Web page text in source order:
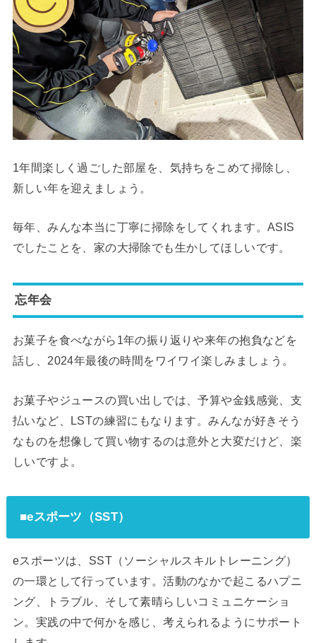
1年間楽しく過ごした部屋を、気持ちをこめて掃除し、
新しい年を迎えましょう。
毎年、みんな本当に丁寧に掃除をしてくれます。ASIS
でしたことを、家の大掃除でも生かしてほしいです。
忘年会
お菓子を食べながら1年の振り返りや来年の抱負などを
話し、2024年最後の時間をワイワイ楽しみましょう。
お菓子やジュースの買い出しでは、予算や金銭感覚、支
払いなど、LSTの練習にもなります。みんなが好きそう
なものを想像して買い物するのは意外と大変だけど、楽
しいですよ。
■eスポーツ（SST）
eスポーツは、SST（ソーシャルスキルトレーニング）
の一環として行っています。活動のなかで起こるハプニ
ング、トラブル、そして素晴らしいコミュニケーショ
ン。実践の中で何かを感じ、考えられるようにサポート